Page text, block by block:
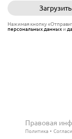
Загрузить
Нажимая кнопку
персональных данныхи
Правовая
Политика